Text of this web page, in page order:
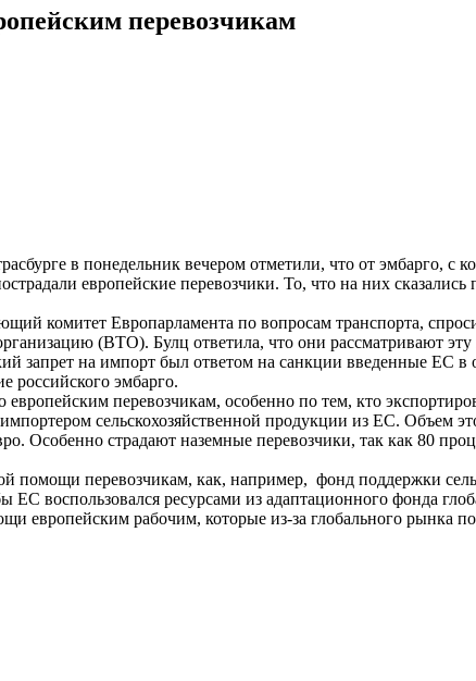
перевозчикам
в понедельник вечером отметили, что от эмбарго,
европейские перевозчики. То, что на них
комитет Европарламента по вопросам транспорта,
(ВТО). Булц ответила, что они рассматривают
запрет на импорт был ответом на санкции введенные ЕС
российского эмбарго.
европейским перевозчикам, особенно по тем, кто
сельскохозяйственной продукции из ЕС. Объем
Особенно страдают наземные перевозчики, так как 80
помощи перевозчикам, как, например, фонд поддержки
воспользовался ресурсами из адаптационного фонда
европейским рабочим, которые из-за глобального рынка